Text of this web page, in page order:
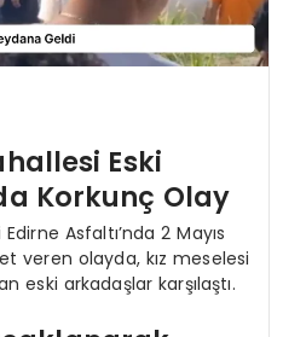
Eski
Korkunç Olay
Asfaltı’nda 2 Mayıs
veren olayda, kız meselesi
eski arkadaşlar karşılaştı.